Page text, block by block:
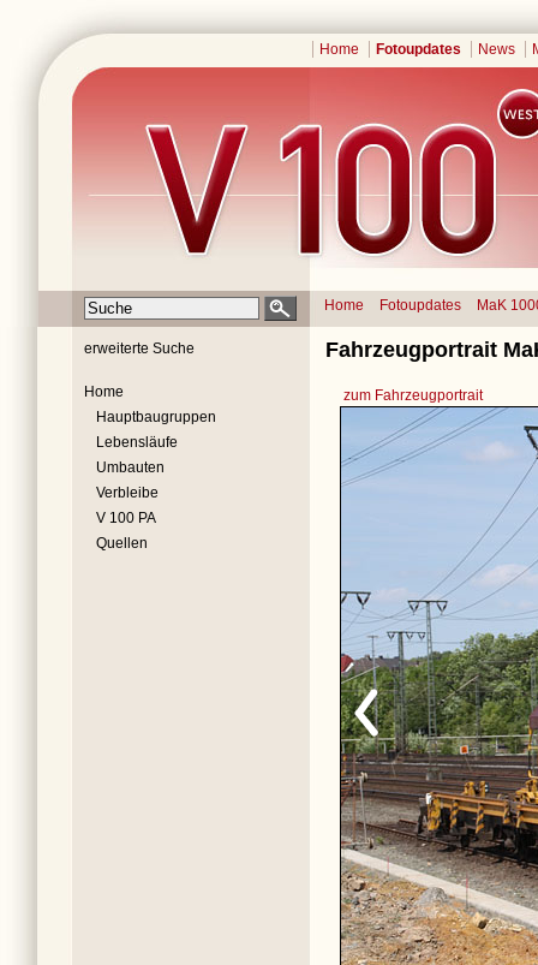
Home Fotoupdates News
Home Fotoupdates MaK
erweiterte Suche
Home
Hauptbaugruppen
Lebensläufe
Umbauten
Verbleibe
V 100 PA
Quellen
Fahrzeugportrait
zum Fahrzeugportrait